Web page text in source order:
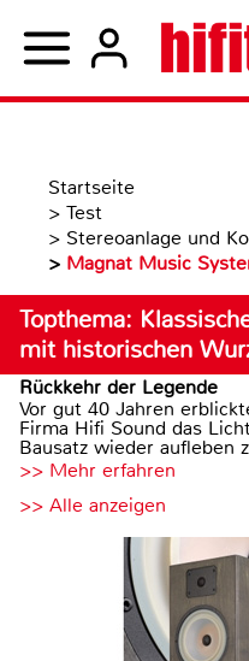
Startseite
> Test
> Stereoanlage und
> Magnat Music
Topthema:
mit historischen
Rückkehr der Legende
Vor gut 40 Jahren
Firma Hifi Sound das
Bausatz wieder aufleben
>> Mehr erfahren
>> Alle anzeigen